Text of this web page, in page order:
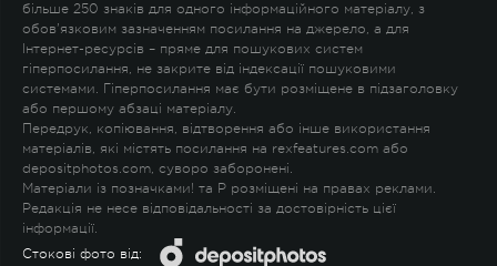
більше 250 знаків для одного інформаційного матеріалу, з
обов'язковим зазначенням посилання на джерело, а для
Інтернет-ресурсів – пряме для пошукових систем
гіперпосилання, не закрите від індексації пошуковими
системами. Гіперпосилання має бути розміщене в підзаголовку
або першому абзаці матеріалу.
Передрук, копіювання, відтворення або інше використання
матеріалів, які містять посилання на rexfeatures.com або
depositphotos.com, суворо заборонені.
Матеріали із позначками! та P розміщені на правах реклами.
Редакція не несе відповідальності за достовірність цієї
інформації.
Стокові фото від: